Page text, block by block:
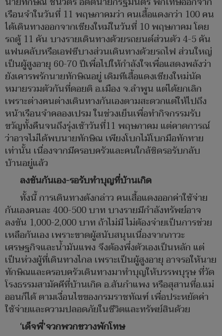
เรือนจำในวันที่ 11 พฤษภาคมว่า คนเสื้อแดงกว่า 100 คน
ได้เดินทางออกจากเชียงใหม่ในวันที่ 10 พฤษภาคม โดย
รถตู้ 11 คัน บางรายเดินทางด้วยรถยนต์ส่วนตัว 4-5 คัน
แฟนคลับหรือเอฟซีบางส่วนเดินทางด้วยรถไฟ ส่วนใหญ่
เป็นผู้สูงอายุ 60-70 ปีเพื่อไปให้กำลังใจเพื่อแสดงพลังว่า
ยังเคารพรักนายทักษิณอยู่ เดิมทีเสื้อแดงเชียงใหม่นัด
หมายรวมตัวกันที่ดอยติ อ.เมือง จ.ลำพูน แต่ได้ยกเลิก
เพราะต่างคนต่างเดินทางกันเองตามสะดวกแต่ให้ไปถึง
หน้าเรือนจำคลองเปรม ในช่วงเย็นเพื่อทำกิจกรรมรับ
ขวัญทั้งคืนจนถึงรุ่งเช้าวันที่11 พฤษภาคม แต่คาดการณ์
ว่าอาจไม่ได้พบนายทักษิณ เพียงโบกไม้โบกมือทักทาย
เท่านั้น เนื่องจากมีครอบครัวและคนใกล้ชิดรอรับกลับ
บ้านอยู่แล้ว
ลงขันกันเอง-รอรับทำบุญที่บ้านเกิด
ทั้งนี้ การเดินทางดังกล่าว คนเสื้อแดงออกค่าใช้จ่าย
กันเองคนละ 400-500 บาท บางรายมีกำลังทรัพย์อาจ
ลงขัน 1,000-2,000 บาท ถ้าไม่มี ไม่ต้องจ่ายเป็นการช่วย
เหลือกันเอง เพราะขาดผู้สนับสนุนเนื่องจากภาวะ
เศรษฐกิจและน้ำมันแพง จึงต้องพึ่งตัวเองเป็นหลัก แต่
เป็นห่วงผู้ที่เดินทางไกล เพราะเป็นผู้สูงอายุ อาจรอให้นาย
ทักษิณและครอบครัวเดินทางมาทำบุญให้บรรพบุรุษ ที่วัด
โรงธรรมสามัคคีที่บ้านเกิด อ.สันกำแพง หรือสุสานที่อ.แม่
ออนก็ได้ ตามเงื่อนไขของกรมราชทัณฑ์ เพื่อประหยัดค่า
ใช้จ่ายและความปลอดภัยในชีวิตและทรัพย์สินด้วย
‘เด็จพี่’จวกพวกขวางพักโทษ